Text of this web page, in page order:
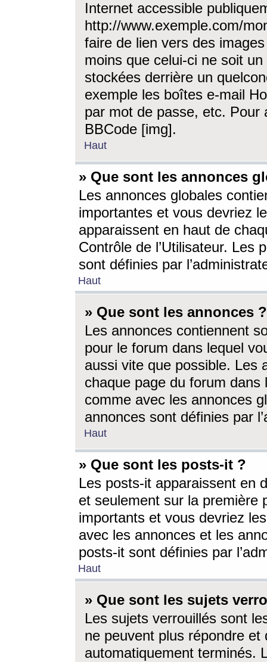
Internet accessible
http://www.exemple.com/
faire de lien vers des
moins que celui-ci ne soit
stockées derrière un
exemple les boîtes e-mail
par mot de passe, etc. Pour
BBCode [img].
Haut
» Que sont les annonces
Les annonces globales
importantes et vous devriez
apparaissent en haut de
Contrôle de l’Utilisateur. Les
sont définies par
Haut
» Que sont les annonces ?
Les annonces contiennent
pour le forum dans lequel
aussi vite que possible. Les
chaque page du forum dans
comme avec les annonces
annonces sont définies par
Haut
» Que sont les posts-it ?
Les posts-it apparaissent en
et seulement sur la première
importants et vous devriez
avec les annonces et les
posts-it sont définies par
Haut
» Que sont les sujets
Les sujets verrouillés sont
ne peuvent plus répondre
automatiquement terminés.